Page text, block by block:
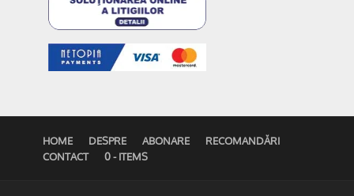
HOME DESPRE ABONARE
RECOMANDĂRI
CONTACT
0 - ITEMS